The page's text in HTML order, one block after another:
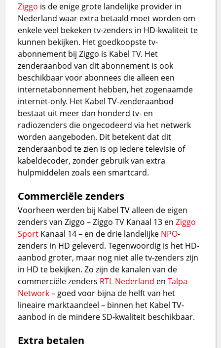
Ziggo is de enige grote landelijke provider in
Nederland waar extra betaald moet worden om
enkele veel bekeken tv-zenders in HD-kwaliteit te
kunnen bekijken. Het goedkoopste tv-
abonnement bij Ziggo is Kabel TV. Het
zenderaanbod van dit abonnement is ook
beschikbaar voor abonnees die alleen een
internetabonnement hebben, het zogenaamde
internet-only. Het Kabel TV-zenderaanbod
bestaat uit meer dan honderd tv- en
radiozenders die ongecodeerd via het netwerk
worden aangeboden. Dit betekent dat dit
zenderaanbod te zien is op iedere televisie of
kabeldecoder, zonder gebruik van extra
hulpmiddelen zoals een smartcard.
Commerciële zenders
Voorheen werden bij Kabel TV alleen de eigen
zenders van Ziggo – Ziggo TV Kanaal 13 enZiggo
Sport Kanaal 14 – en de drie landelijke NPO-
zenders in HD geleverd. Tegenwoordig is het HD-
aanbod groter, maar nog niet alle tv-zenders zijn
in HD te bekijken. Zo zijn de kanalen van de
commerciële zenders RTL Nederland enTalpa
Network– goed voor bijna de helft van het
lineaire marktaandeel – binnen het Kabel TV-
aanbod in de mindere SD-kwaliteit beschikbaar.
Extra betalen